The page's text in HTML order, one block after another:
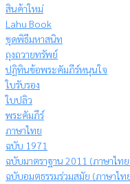
สินค้าใหม่
Lahu Book
ชุดพิธีมหาสนิท
ถุงถวายทรัพย์
ปฏิทินข้อพระคัมภีร์หนุนใจ
ใบรับรอง
ใบปลิว
พระคัมภีร์
ภาษาไทย
ฉบับ 1971
ฉบับมาตราฐาน 2011 (ภาษาไท
ฉบับอมตธรรมร่วมสมัย (ภาษาไท